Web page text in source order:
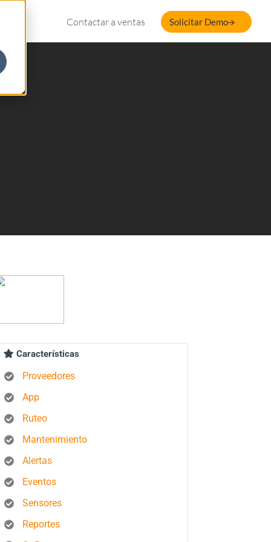
Contactar a ventas Solicitar Demo
Características
Proveedores
App
Ruteo
Mantenimiento
Alertas
Eventos
Sensores
Reportes